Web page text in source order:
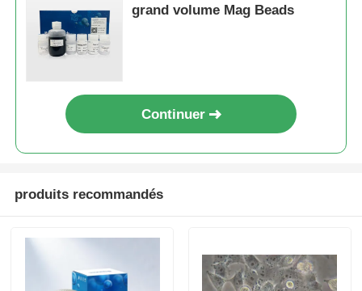
grand volume Mag Beads
Continuer
produits recommandés